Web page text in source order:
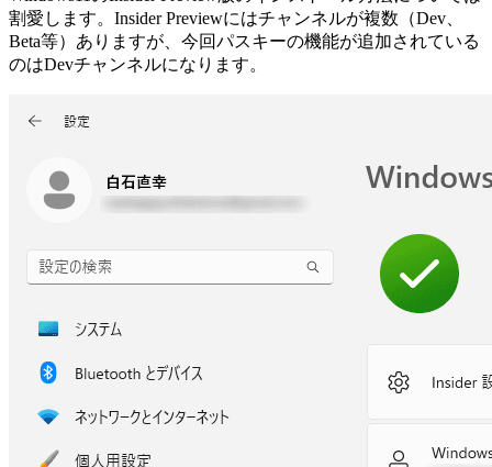
割愛します。Insider Previewにはチャンネルが複数（Dev、
Beta等）ありますが、今回パスキーの機能が追加されている
のはDevチャンネルになります。